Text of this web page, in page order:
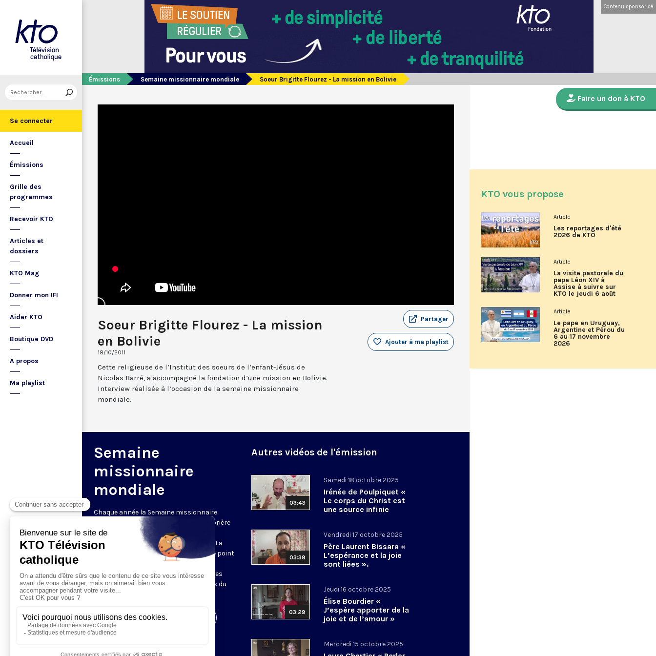
Se connecter
Accueil
Émissions
Grille des
programmes
Recevoir KTO
Articles et
dossiers
KTO Mag
Donner mon IFI
Aider KTO
Boutique DVD
A propos
Ma playlist
Contenu sponsorisé
Émissions Semaine missionnaire mondiale Soeur Brigitte Flourez - La mission en Bolivie
Soeur Brigitte Flourez - La mission
en Bolivie
18/10/2011
Partager
Ajouter à ma playlist
Cette religieuse de l’Institut des soeurs de l’enfant-Jésus de
Nicolas Barré, a accompagné la fondation d’une mission en Bolivie.
Interview réalisée à l’occasion de la semaine missionnaire
mondiale.
Semaine
missionnaire
mondiale
Chaque année la Semaine missionnaire
mondiale appelle les catholiques à la prière
et au partage, pour soutenir la vie et la
mission des Églises locales du monde. La
quête du Dimanche de la Mission est le point
culminant de la Semaine missionnaire
mondiale. KTO vous invite à découvrir des
témoins de la mission aux quatre coins du
monde.
Visiter la page de l'émission
Autres vidéos de l'émission
03:43
Samedi 18 octobre 2025
Irénée de Poulpiquet «
Le corps du Christ est
une source infinie
d’espérance »
03:39
Vendredi 17 octobre 2025
Père Laurent Bissara «
L’espérance et la joie
sont liées ».
03:29
Jeudi 16 octobre 2025
Élise Bourdier «
J’espère apporter de la
joie et de l’amour »
Mercredi 15 octobre 2025
Faire un don à KTO
KTO vous propose
Article
Les reportages d'été
2026 de KTO
Article
La visite pastorale du
pape Léon XIV à
Assise à suivre sur
KTO le jeudi 6 août
Article
Le pape en Uruguay,
Argentine et Pérou du
6 au 17 novembre
2026